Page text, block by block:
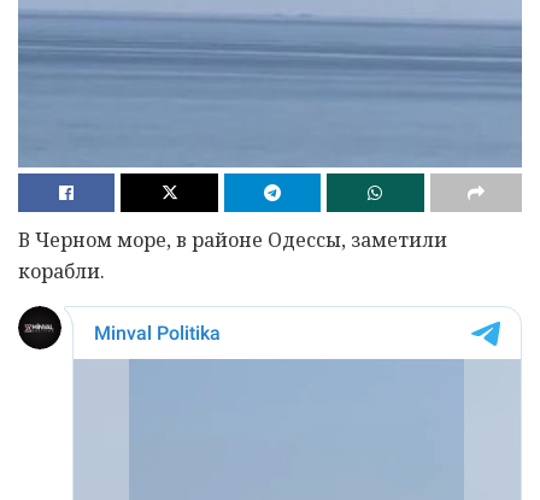
В Черном море, в районе Одессы, заметили
корабли.